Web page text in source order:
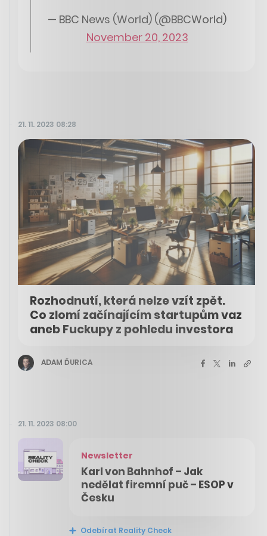
— BBC News (World) (@BBCWorld)
November 20, 2023
21. 11. 2023 08:28
Rozhodnutí, která nelze vzít zpět.
Co zlomí začínajícím startupům vaz
aneb Fuckupy z pohledu investora
ADAM ĎURICA
21. 11. 2023 08:00
Newsletter
Karl von Bahnhof – Jak
nedělat firemní puč – ESOP v
Česku
Odebírat Reality Check